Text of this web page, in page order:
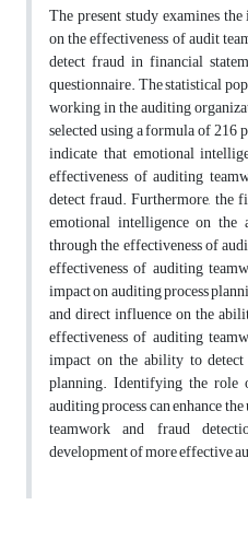
The present study examines
on ‎the effectiveness of audit
detect ‎fraud in financial
questionnaire. ‎The statistical
working in the ‎auditing
selected using a ‎formula of 216
indicate that ‎emotional
effectiveness of ‎auditing
detect fraud. ‎Furthermore, the
emotional ‎intelligence on
through the ‎effectiveness of
effectiveness ‎of auditing
impact on auditing ‎process
and direct influence ‎on the
effectiveness of auditing
impact on the ability to
planning.‎‏ ‏Identifying the role of ‎emotional intelligence in the
auditing process can enhance
teamwork and fraud
development of more effective